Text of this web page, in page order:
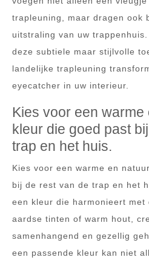
trapleuning, maar dragen ook
uitstraling van uw
deze subtiele maar stijlvolle
landelijke trapleuning
eyecatcher in uw interieur.
Kies voor een warme
kleur die goed past
trap en het huis.
Kies voor een warme en
bij de rest van de trap en het
een kleur die harmonieert met
aardse tinten of warm hout,
samenhangend en gezellig
een passende kleur kan niet